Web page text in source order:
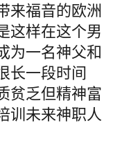
来福音的欧洲
这样在这个男
为一名神父和
长一段时间
贫乏但精神富
训未来神职人